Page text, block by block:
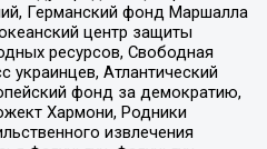
Германский фонд Маршалла
центр защиты
ресурсов, Свободная
украинцев, Атлантический
фонд за демократию,
Хармони, Родники
извлечения